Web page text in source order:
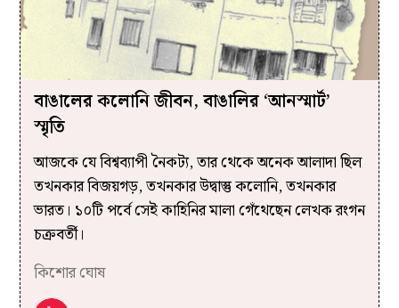
বাঙালের কলোনি জীবন, বাঙালির ‘আনস্মার্ট’
স্মৃতি
আজকে যে বিশ্বব্যাপী নৈকট্য, তার থেকে অনেক আলাদা ছিল
তখনকার বিজয়গড়, তখনকার উদ্বাস্তু কলোনি, তখনকার
ভারত। ১০টি পর্বে সেই কাহিনির মালা গেঁথেছেন লেখক রংগন
চক্রবর্তী।
কিশোর ঘোষ